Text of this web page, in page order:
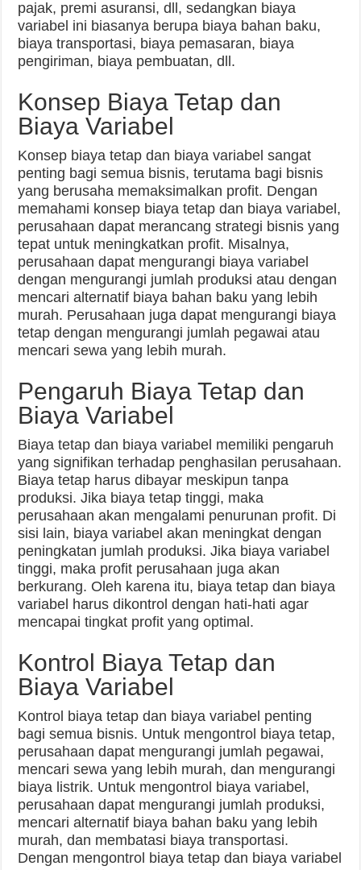
pajak, premi asuransi, dll, sedangkan biaya
variabel ini biasanya berupa biaya bahan baku,
biaya transportasi, biaya pemasaran, biaya
pengiriman, biaya pembuatan, dll.
Konsep Biaya Tetap dan
Biaya Variabel
Konsep biaya tetap dan biaya variabel sangat
penting bagi semua bisnis, terutama bagi bisnis
yang berusaha memaksimalkan profit. Dengan
memahami konsep biaya tetap dan biaya variabel,
perusahaan dapat merancang strategi bisnis yang
tepat untuk meningkatkan profit. Misalnya,
perusahaan dapat mengurangi biaya variabel
dengan mengurangi jumlah produksi atau dengan
mencari alternatif biaya bahan baku yang lebih
murah. Perusahaan juga dapat mengurangi biaya
tetap dengan mengurangi jumlah pegawai atau
mencari sewa yang lebih murah.
Pengaruh Biaya Tetap dan
Biaya Variabel
Biaya tetap dan biaya variabel memiliki pengaruh
yang signifikan terhadap penghasilan perusahaan.
Biaya tetap harus dibayar meskipun tanpa
produksi. Jika biaya tetap tinggi, maka
perusahaan akan mengalami penurunan profit. Di
sisi lain, biaya variabel akan meningkat dengan
peningkatan jumlah produksi. Jika biaya variabel
tinggi, maka profit perusahaan juga akan
berkurang. Oleh karena itu, biaya tetap dan biaya
variabel harus dikontrol dengan hati-hati agar
mencapai tingkat profit yang optimal.
Kontrol Biaya Tetap dan
Biaya Variabel
Kontrol biaya tetap dan biaya variabel penting
bagi semua bisnis. Untuk mengontrol biaya tetap,
perusahaan dapat mengurangi jumlah pegawai,
mencari sewa yang lebih murah, dan mengurangi
biaya listrik. Untuk mengontrol biaya variabel,
perusahaan dapat mengurangi jumlah produksi,
mencari alternatif biaya bahan baku yang lebih
murah, dan membatasi biaya transportasi.
Dengan mengontrol biaya tetap dan biaya variabel